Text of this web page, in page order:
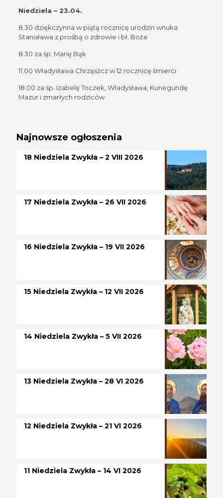
Niedziela – 23.04.
8.30 dziękczynna w piątą rocznicę urodzin wnuka
Stanisława z prośbą o zdrowie i bł. Boże
8.30 za śp. Marię Bąk
11.00 Władysława Chrząszcz w 12 rocznicę śmierci
18.00 za śp. Izabelę Toczek, Władysława, Kunegundę
Mazur i zmarłych rodziców
Najnowsze ogłoszenia
18 Niedziela Zwykła – 2 VIII 2026
17 Niedziela Zwykła – 26 VII 2026
16 Niedziela Zwykła – 19 VII 2026
15 Niedziela Zwykła – 12 VII 2026
14 Niedziela Zwykła – 5 VII 2026
13 Niedziela Zwykła – 28 VI 2026
12 Niedziela Zwykła – 21 VI 2026
11 Niedziela Zwykła – 14 VI 2026